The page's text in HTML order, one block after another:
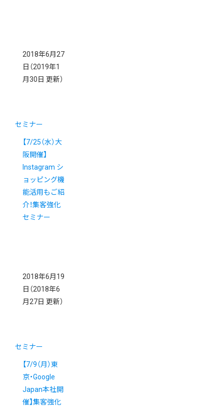
2018年6月27
日 （2019年1
月30日 更新）
セミナー
【7/25（水）大
阪開催】
Instagram シ
ョッピング機
能活用もご紹
介！集客強化
セミナー
2018年6月19
日 （2018年6
月27日 更新）
セミナー
【7/9（月）東
京・Google
Japan本社開
催】集客強化